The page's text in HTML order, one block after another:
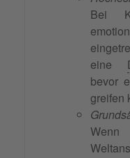
Bei
eine
bevor
greifen